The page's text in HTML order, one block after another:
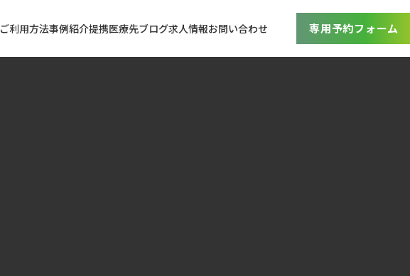
ご利用方法事例紹介提携医療先ブログ求人情報お問い合わせ 専用予約フォーム